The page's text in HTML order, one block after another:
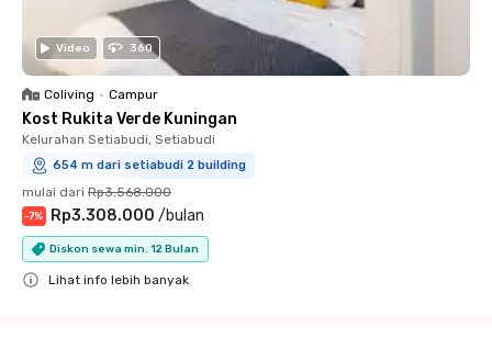
Video 360
Coliving • Campur
Kost Rukita Verde Kuningan
Kelurahan Setiabudi, Setiabudi
654 m dari setiabudi 2 building
mulai dari Rp3.568.000
-7% Rp3.308.000 /bulan
Diskon sewa min. 12 Bulan
Lihat info lebih banyak